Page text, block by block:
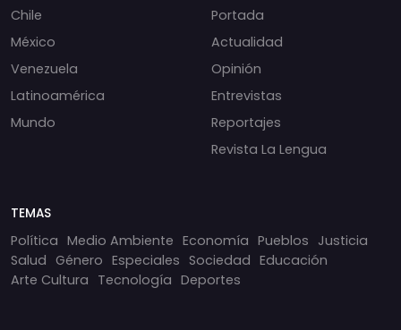
Chile
México
Venezuela
Latinoamérica
Mundo
Portada
Actualidad
Opinión
Entrevistas
Reportajes
Revista La Lengua
TEMAS
Política Medio Ambiente Economía Pueblos Justicia
Salud Género Especiales Sociedad Educación
Arte Cultura Tecnología Deportes